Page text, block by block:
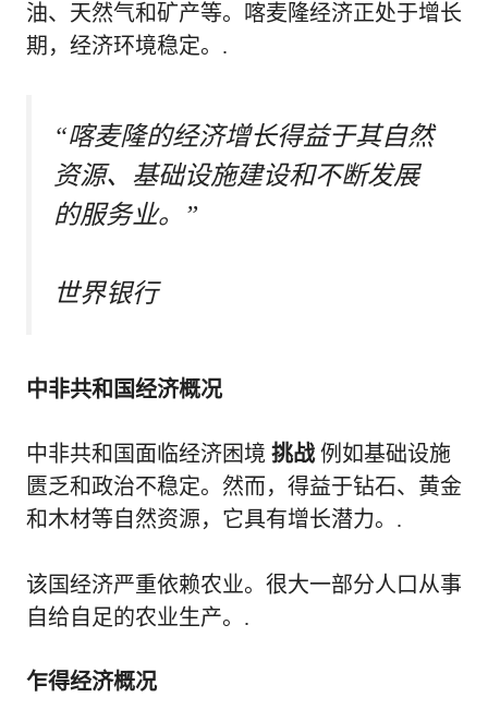
油、天然气和矿产等。喀麦隆经济正处于增长
期，经济环境稳定。.
“喀麦隆的经济增长得益于其自然
资源、基础设施建设和不断发展
的服务业。”
世界银行
中非共和国经济概况
中非共和国面临经济困境 挑战例如基础设施
匮乏和政治不稳定。然而，得益于钻石、黄金
和木材等自然资源，它具有增长潜力。.
该国经济严重依赖农业。很大一部分人口从事
自给自足的农业生产。.
乍得经济概况